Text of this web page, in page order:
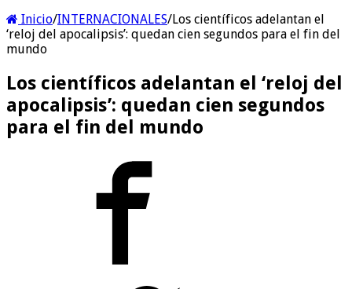
Inicio/INTERNACIONALES/Los científicos adelantan el
‘reloj del apocalipsis’: quedan cien segundos para el fin del
mundo
Los científicos adelantan el ‘reloj del
apocalipsis’: quedan cien segundos
para el fin del mundo